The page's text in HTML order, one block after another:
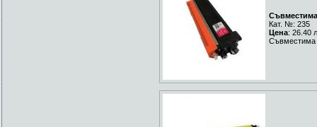
Кат. №: 235
Цена: 26.40
Съвместима